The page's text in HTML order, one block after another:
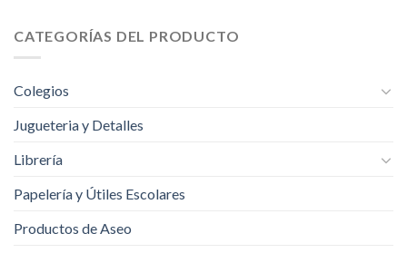
CATEGORÍAS DEL PRODUCTO
Colegios
Jugueteria y Detalles
Librería
Papelería y Útiles Escolares
Productos de Aseo